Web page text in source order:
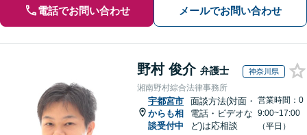
電話でお問い合わせ メールでお問い合わせ
野村 俊介 弁護士 神奈川県
湘南野村綜合法律事務所
宇都宮市
からも相
談受付中
面談方法(対面・
電話・ビデオな
ど)は応相談
営業時間：0
9:00~17:00
（平日）